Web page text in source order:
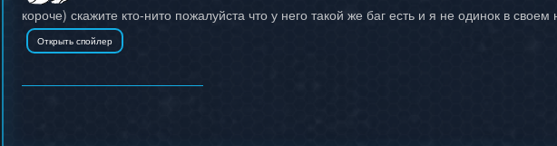
короче) скажите кто-нито пожалуйста что у него такой же баг есть и я не одинок в своем